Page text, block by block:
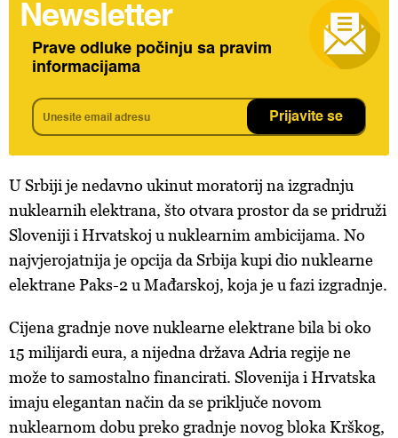
Newsletter
Prave odluke počinju sa pravim
informacijama
Prijavite se
U Srbiji je nedavno ukinut moratorij na izgradnju
nuklearnih elektrana, što otvara prostor da se pridruži
Sloveniji i Hrvatskoj u nuklearnim ambicijama. No
najvjerojatnija je opcija da Srbija kupi dio nuklearne
elektrane Paks-2 u Mađarskoj, koja je u fazi izgradnje.
Cijena gradnje nove nuklearne elektrane bila bi oko
15 milijardi eura, a nijedna država Adria regije ne
može to samostalno financirati. Slovenija i Hrvatska
imaju elegantan način da se priključe novom
nuklearnom dobu preko gradnje novog bloka Krškog,